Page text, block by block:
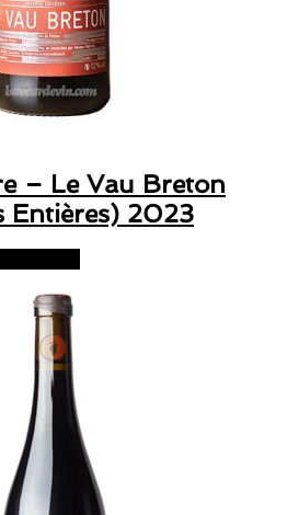
– Le Vau Breton
Entières) 2023